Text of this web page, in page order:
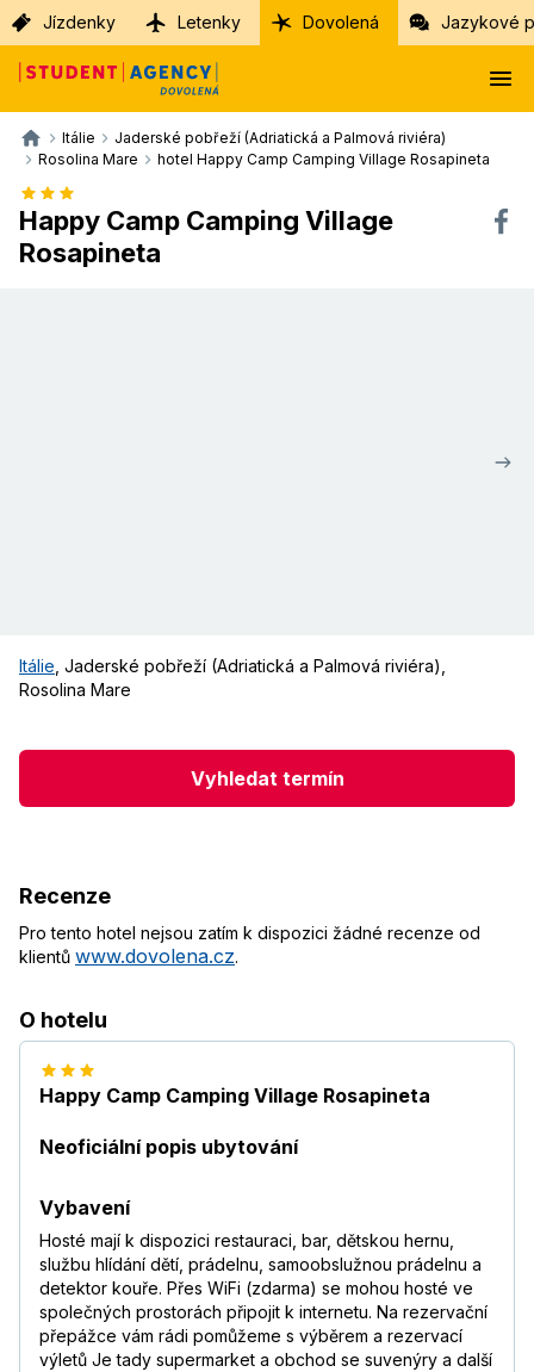
Jízdenky Letenky Dovolená Jazykové
Itálie
Jaderské pobřeží (Adriatická a Palmová riviéra)
Rosolina Mare
hotel Happy Camp Camping Village Rosapineta
Happy Camp Camping Village
Rosapineta
Itálie Jaderské pobřeží (Adriatická a Palmová riviéra)
Rosolina Mare
Vyhledat termín
Recenze
Pro tento hotel nejsou zatím k dispozici žádné recenze od
klientů www.dovolena.cz.
O hotelu
Happy Camp Camping Village Rosapineta
Neoficiální popis ubytování
Vybavení
Hosté mají k dispozici restauraci, bar, dětskou hernu,
službu hlídání dětí, prádelnu, samoobslužnou prádelnu a
detektor kouře. Přes WiFi (zdarma) se mohou hosté ve
společných prostorách připojit k internetu. Na rezervační
přepážce vám rádi pomůžeme s výběrem a rezervací
výletů Je tady supermarket a obchod se suvenýry a další